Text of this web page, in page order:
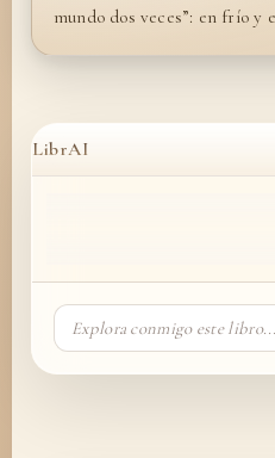
mundo dos veces”: en frío y
LibrAI